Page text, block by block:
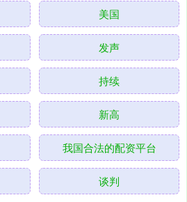
美国
发声
持续
新高
我国合法的配资平台
谈判